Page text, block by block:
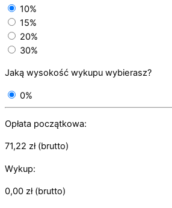
10%
15%
20%
30%
Jaką wysokość wykupu wybierasz?
0%
Opłata początkowa:
71,22 zł(brutto)
Wykup:
0,00 zł(brutto)